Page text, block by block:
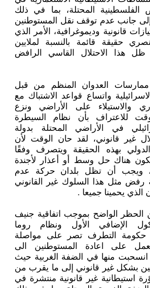
الفلسطينية المحتلة، بما في ذلك
جانب عدم توقف نقل المستوطنين
قانونية وديموغرافية، الأمر الذي
حقيقة قائمة بالنسبة لملايين
ظل هذا الاحتلال القاسي الرافض
العدوان المنظم من قبل
واتساع قواعد الاشتباك مع
والاستيلاء على الأراضي ونزع
للاعتراف بأن نظام السيطرة
في الأراضي المحتلة بدولة
غير قانوني، لقد حان الوقت لأن
بهذه الحقيقة ويتصرف وفقًا
هناك حل وسط أو أعذار لأجندة
ويجب أن تظل بلدان حركة عدم
رفض مثل هذا السلوك غير القانوني
الذي يحمينا جميعا .
الحظر الواضح بموجب اتفاقية جنيف
الإضافي الأول ونظام روما
حكومة التطرف تصر على مواصلة
على اعادة المستوطنين الى
انسحبت منها في الضفة الغربية حيث
بشكل غير قانوني إلى ما يقرب من
استيطانية غير قانونية منتشرة في